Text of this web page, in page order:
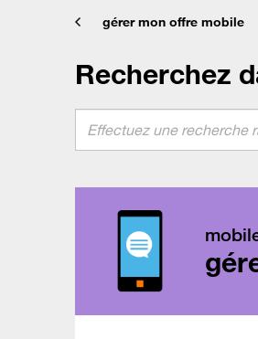
gérer mon offre mobile
Recherchez